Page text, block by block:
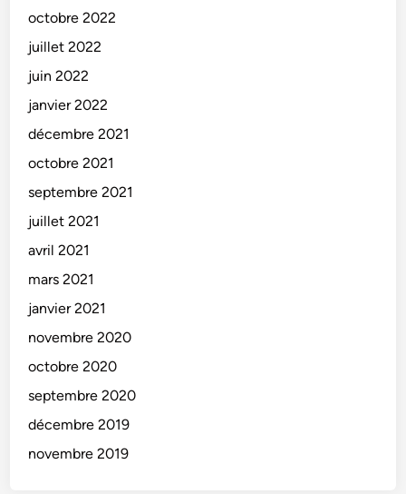
octobre 2022
juillet 2022
juin 2022
janvier 2022
décembre 2021
octobre 2021
septembre 2021
juillet 2021
avril 2021
mars 2021
janvier 2021
novembre 2020
octobre 2020
septembre 2020
décembre 2019
novembre 2019